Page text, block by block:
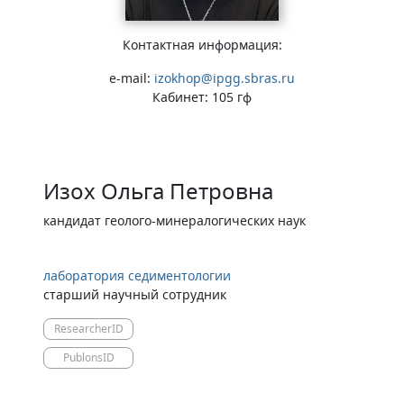
Контактная информация:
e-mail: izokhop@ipgg.sbras.ru
Кабинет: 105 гф
Изох Ольга Петровна
кандидат геолого-минералогических наук
лаборатория седиментологии
старший научный сотрудник
ResearcherID
PublonsID